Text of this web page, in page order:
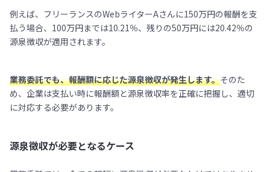
例えば、フリーランスのWebライターAさんに150万円の報酬を支
払う場合、100万円までは10.21％、残りの50万円には20.42％の
源泉徴収が適用されます。
業務委託でも、報酬額に応じた源泉徴収が発生します。そのた
め、企業は支払い時に報酬額と源泉徴収率を正確に把握し、適切
に対応する必要があります。
源泉徴収が必要となるケース